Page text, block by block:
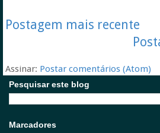
Postagem mais recente
Assinar: Postar comentários (Atom)
Pesquisar este blog
Marcadores